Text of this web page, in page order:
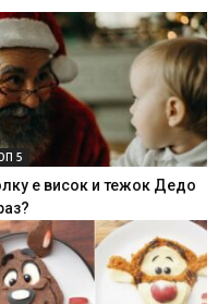
5
е висок и тежок Дедо